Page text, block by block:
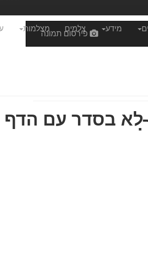
פירסום תמונה
מצלמות צלמים מידע
בסדר עם הדף